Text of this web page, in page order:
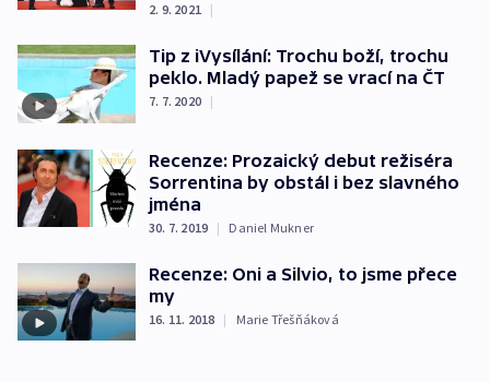
2. 9. 2021 |
Tip z iVysílání: Trochu boží, trochu
peklo. Mladý papež se vrací na ČT
7. 7. 2020 |
Recenze: Prozaický debut režiséra
Sorrentina by obstál i bez slavného
jména
30. 7. 2019 | Daniel Mukner
Recenze: Oni a Silvio, to jsme přece
my
16. 11. 2018 | Marie Třešňáková